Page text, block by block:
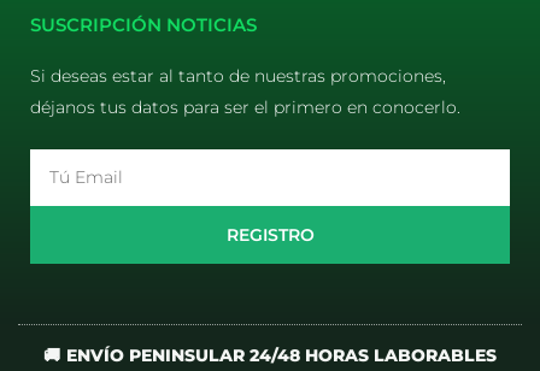
SUSCRIPCIÓN NOTICIAS
Si deseas estar al tanto de nuestras promociones,
déjanos tus datos para ser el primero en conocerlo.
REGISTRO
🚚 ENVÍO PENINSULAR 24/48 HORAS LABORABLES